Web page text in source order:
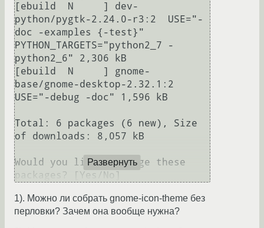
[ebuild  N     ] dev-
python/pygtk-2.24.0-r3:2  USE="-
doc -examples {-test}"
PYTHON_TARGETS="python2_7 -
python2_6" 2,306 kB
[ebuild  N     ] gnome-
base/gnome-desktop-2.32.1:2
USE="-debug -doc" 1,596 kB
Total: 6 packages (6 new), Size
of downloads: 8,057 kB
Would you like to merge these
packages? [Yes/No]
Развернуть
1). Можно ли собрать gnome-icon-theme без
перловки? Зачем она вообще нужна?